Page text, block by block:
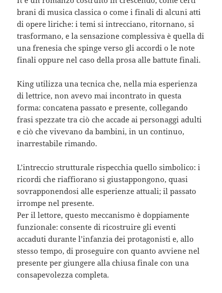
brani di musica classica o come i finali di alcuni atti
di opere liriche: i temi si intrecciano, ritornano, si
trasformano, e la sensazione complessiva è quella di
una frenesia che spinge verso gli accordi o le note
finali oppure nel caso della prosa alle battute finali.
King utilizza una tecnica che, nella mia esperienza
di lettrice, non avevo mai incontrato in questa
forma: concatena passato e presente, collegando
frasi spezzate tra ciò che accade ai personaggi adulti
e ciò che vivevano da bambini, in un continuo,
inarrestabile rimando.
L’intreccio strutturale rispecchia quello simbolico: i
ricordi che riaffiorano si giustappongono, quasi
sovrapponendosi alle esperienze attuali; il passato
irrompe nel presente.
Per il lettore, questo meccanismo è doppiamente
funzionale: consente di ricostruire gli eventi
accaduti durante l’infanzia dei protagonisti e, allo
stesso tempo, di proseguire con quanto avviene nel
presente per giungere alla chiusa finale con una
consapevolezza completa.